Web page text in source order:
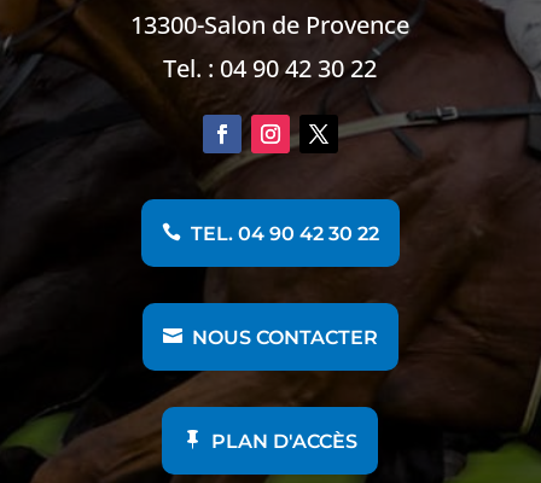
13300-Salon de Provence
Tel. : 04 90 42 30 22
TEL. 04 90 42 30 22
NOUS CONTACTER
PLAN D'ACCÈS